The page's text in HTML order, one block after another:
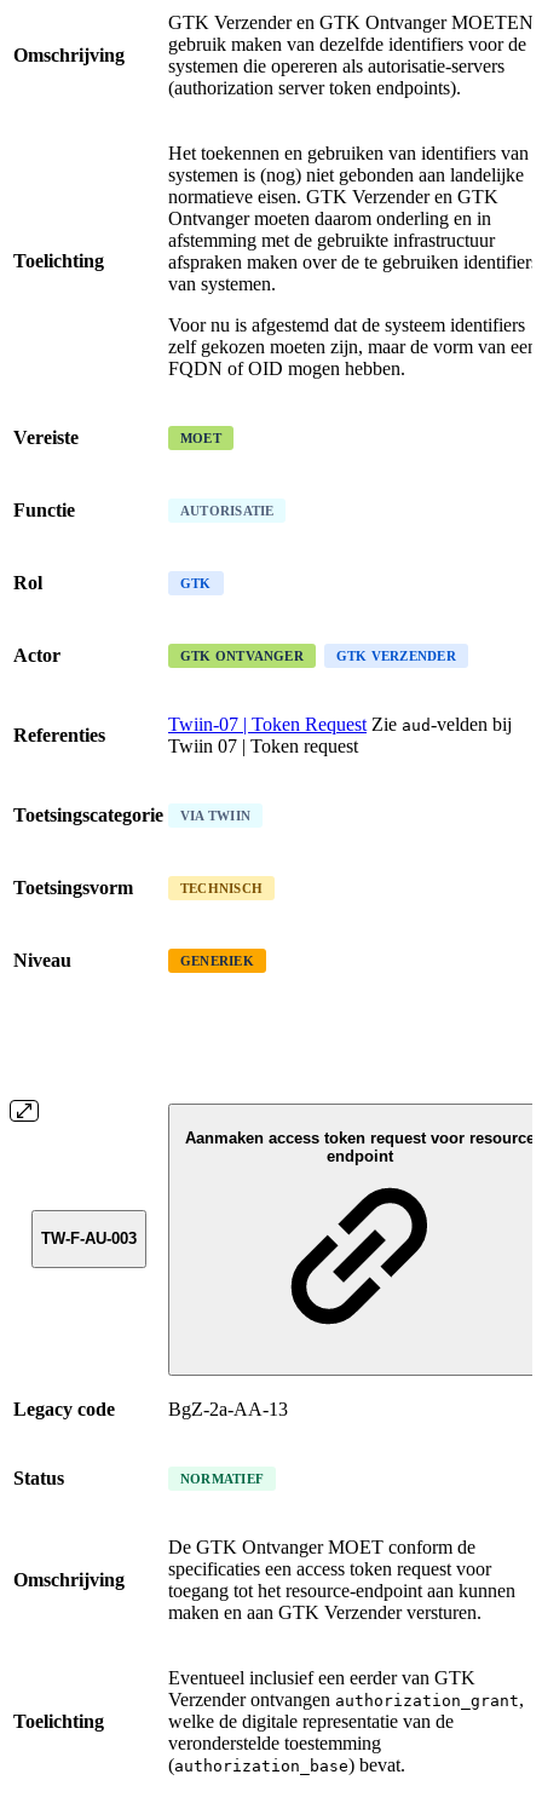
Omschrijving
GTK Verzender en GTK Ontvanger MOETEN
gebruik maken van dezelfde identifiers voor de
systemen die opereren als autorisatie-servers
(authorization server token endpoints).
Toelichting
Het toekennen en gebruiken van identifiers van
systemen is (nog) niet gebonden aan landelijke
normatieve eisen. GTK Verzender en GTK
Ontvanger moeten daarom onderling en in
afstemming met de gebruikte infrastructuur
afspraken maken over de te gebruiken identifiers
van systemen.
Voor nu is afgestemd dat de systeem identifiers
zelf gekozen moeten zijn, maar de vorm van een
FQDN of OID mogen hebben.
Vereiste MOET
Functie AUTORISATIE
Rol GTK
Actor GTK ONTVANGER GTK VERZENDER
Referenties
Twiin-07 | Token Request Zie aud-velden bij
Twiin 07 | Token request
Toetsingscategorie VIA TWIIN
Toetsingsvorm TECHNISCH
Niveau GENERIEK
TW-F-AU-003
Aanmaken access token request voor resource
endpoint
Legacy code BgZ-2a-AA-13
Status NORMATIEF
Omschrijving
De GTK Ontvanger MOET conform de
specificaties een access token request voor
toegang tot het resource-endpoint aan kunnen
maken en aan GTK Verzender versturen.
Toelichting
Eventueel inclusief een eerder van GTK
Verzender ontvangen authorization_grant,
welke de digitale representatie van de
veronderstelde toestemming
(authorization_base) bevat.